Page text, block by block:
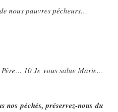
nous pauvres pécheurs…
10 Je vous salue Marie…
nos péchés, préservez-nous du